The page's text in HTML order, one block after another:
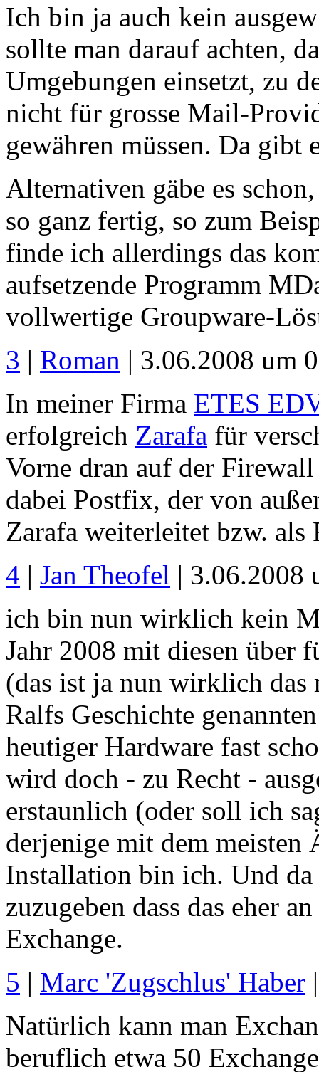
Ich bin ja auch kein
sollte man darauf achten,
Umgebungen einsetzt, zu
nicht für grosse Mail-
gewähren müssen. Da gibt
Alternativen gäbe es
so ganz fertig, so zum
finde ich allerdings das
aufsetzende Programm
vollwertige Groupware-
3 | Roman | 3.06.2008 um
In meiner Firma ETES
erfolgreich Zarafa für
Vorne dran auf der
dabei Postfix, der von
Zarafa weiterleitet bzw.
4 | Jan Theofel | 3.06.2008
ich bin nun wirklich kein
Jahr 2008 mit diesen über
(das ist ja nun wirklich
Ralfs Geschichte
heutiger Hardware fast
wird doch - zu Recht -
erstaunlich (oder soll ich
derjenige mit dem meisten
Installation bin ich. Und
zuzugeben dass das eher
Exchange.
5 | Marc 'Zugschlus' Haber
Natürlich kann man
beruflich etwa 50